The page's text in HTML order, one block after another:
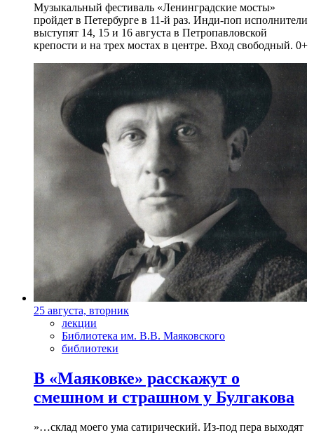
Музыкальный фестиваль «Ленинградские мосты»
пройдет в Петербурге в 11-й раз. Инди-поп исполнители
выступят 14, 15 и 16 августа в Петропавловской
крепости и на трех мостах в центре. Вход свободный. 0+
25 августа, вторник
лекции
Библиотека им. В.В. Маяковского
библиотеки
В «Маяковке» расскажут о
смешном и страшном у Булгакова
»…склад моего ума сатирический. Из-под пера выходят